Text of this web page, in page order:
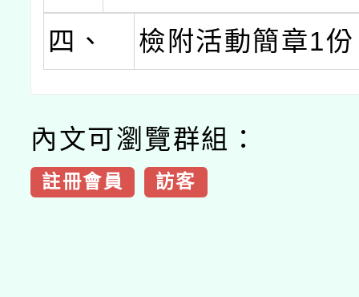
四、
檢附活動簡章1
內文可瀏覽群組：
註冊會員 訪客